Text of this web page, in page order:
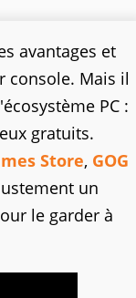
avantages et
console. Mais il
PC :
gratuits.
Store, GOG
un
le garder à